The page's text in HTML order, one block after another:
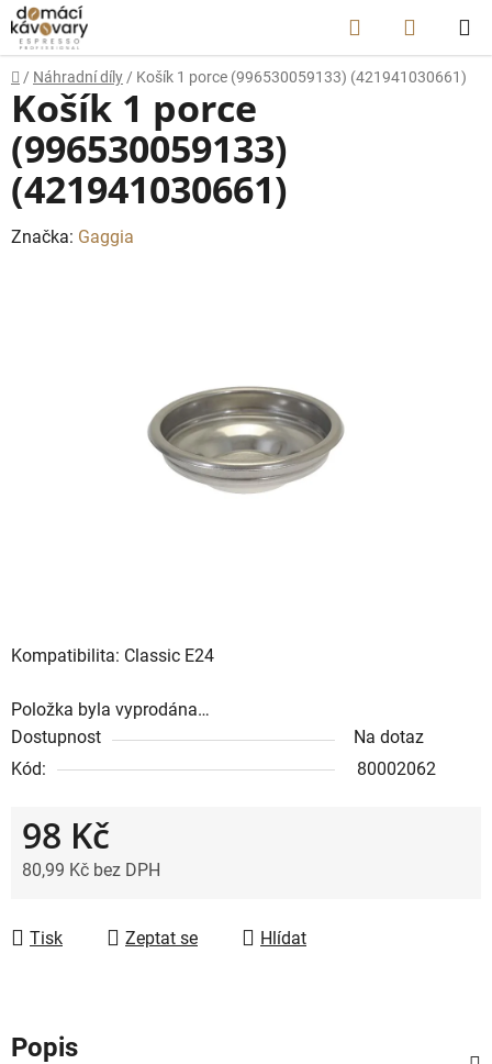
Přejít
na
obsah
Hledat
KOŠÍK
Domů
/ Náhradní díly / Košík 1 porce (996530059133) (421941030661)
Kompatibilita: Classic E24
Položka byla vyprodána…
Dostupnost
Na dotaz
Kód:
80002062
98 Kč
80,99 Kč bez DPH
Tisk
Zeptat se Hlídat
Košík 1 porce
(996530059133)
(421941030661)
Značka: Gaggia
Popis